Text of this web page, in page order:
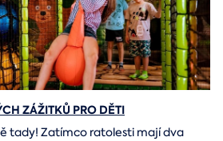
ZÁŽITKŮ PRO DĚTI
tady! Zatímco ratolesti mají dva